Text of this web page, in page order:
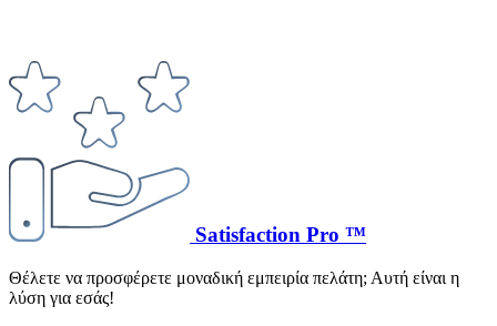
Satisfaction Pro ™
Θέλετε να προσφέρετε μοναδική εμπειρία πελάτη; Αυτή είναι η
λύση για εσάς!